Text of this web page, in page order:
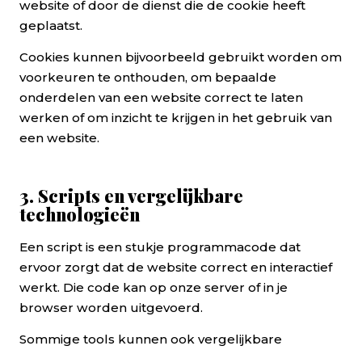
website of door de dienst die de cookie heeft
geplaatst.
Cookies kunnen bijvoorbeeld gebruikt worden om
voorkeuren te onthouden, om bepaalde
onderdelen van een website correct te laten
werken of om inzicht te krijgen in het gebruik van
een website.
3. Scripts en vergelijkbare
technologieën
Een script is een stukje programmacode dat
ervoor zorgt dat de website correct en interactief
werkt. Die code kan op onze server of in je
browser worden uitgevoerd.
Sommige tools kunnen ook vergelijkbare